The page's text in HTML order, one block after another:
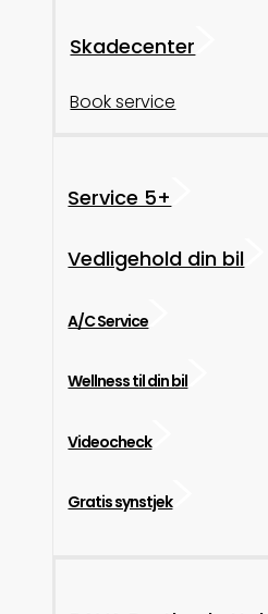
Skadecenter
Book service
Service 5+
Vedligehold din bil
A/C Service
Wellness til din bil
Videocheck
Gratis synstjek